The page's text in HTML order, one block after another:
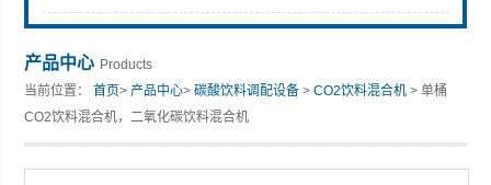
产品中心 Products
当前位置：首页>产品中心>碳酸饮料调配设备 >CO2饮料混合机 > 单桶
CO2饮料混合机，二氧化碳饮料混合机